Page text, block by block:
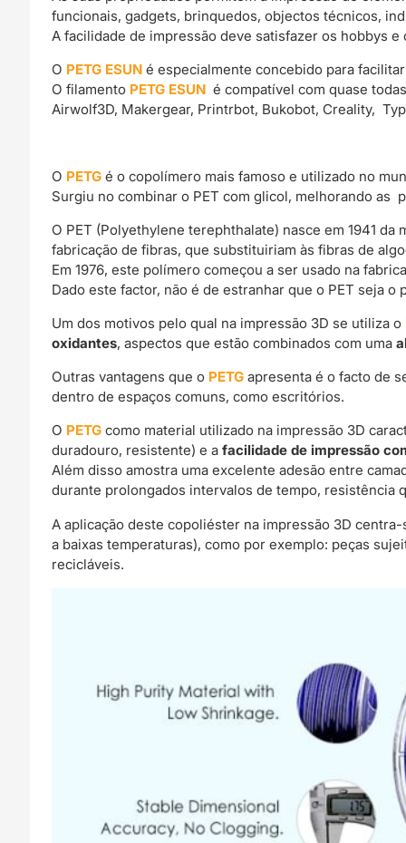
funcionais, gadgets, brinquedos, objectos técnicos,
A facilidade de impressão deve satisfazer os hobbys
O PETG ESUNé especialmente concebido para
O filamento PETG ESUN é compatível com quase
Airwolf3D, Makergear, Printrbot, Bukobot, Creality,
O PETG é o copolímero mais famoso e utilizado no
Surgiu no combinar o PET com glicol, melhorando as
O PET (Polyethylene terephthalate) nasce em 1941
fabricação de fibras, que substituiriam às fibras de
Em 1976, este polímero começou a ser usado na
Dado este factor, não é de estranhar que o PET seja
Um dos motivos pelo qual na impressão 3D se utiliza o
oxidantes, aspectos que estão combinados com uma
Outras vantagens que o PETG apresenta é o facto de
dentro de espaços comuns, como escritórios.
O PETG como material utilizado na impressão 3D
duradouro, resistente) e afacilidade de impressão
Além disso amostra uma excelente adesão entre
durante prolongados intervalos de tempo, resistência
A aplicação deste copoliéster na impressão 3D
a baixas temperaturas), como por exemplo: peças
recicláveis.